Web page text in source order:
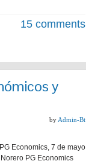
15 comments
y
by Admin-Bt
Economics, 7 de mayo
PG Economics